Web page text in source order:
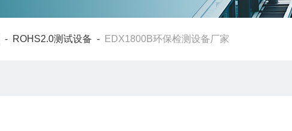
- ROHS2.0测试设备 - EDX1800B环保检测设备厂家